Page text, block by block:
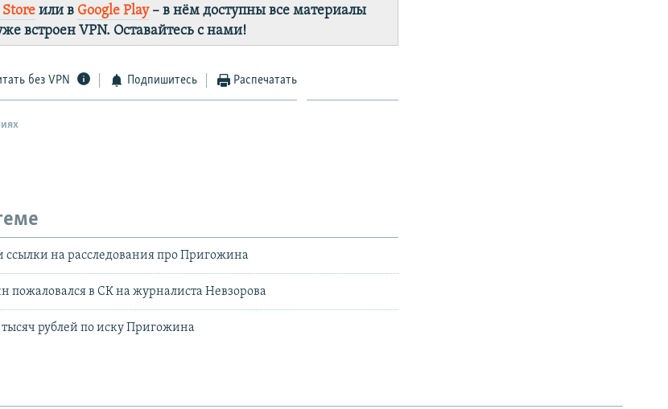
или в Google Play– в нём доступны все материалы
встроен VPN. Оставайтесь с нами!
без VPN Подпишитесь Распечатать
ссылки на расследования про Пригожина
пожаловался в СК на журналиста Невзорова
тысяч рублей по иску Пригожина